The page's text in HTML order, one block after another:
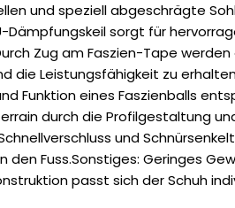
und speziell abgeschrägte
sorgt für
Zug am Faszien-Tape
die Leistungsfähigkeit zu
Funktion eines Faszienballs
durch die Profilgestaltung
und
Fuss.Sonstiges: Geringes
passt sich der Schuh